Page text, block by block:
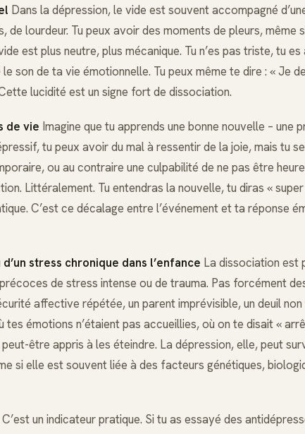
Dans la dépression, le vide est souvent accompagné
de lourdeur. Tu peux avoir des moments de pleurs, même
est plus neutre, plus mécanique. Tu n’es pas triste, tu es
son de ta vie émotionnelle. Tu peux même te dire : « Je
lucidité est un signe fort de dissociation.
de vie Imagine que tu apprends une bonne nouvelle – une
tu peux avoir du mal à ressentir de la joie, mais tu
ou au contraire une culpabilité de ne pas être
Littéralement. Tu entendras la nouvelle, tu diras «
C’est ce décalage entre l’événement et ta réponse
stress chronique dans l’enfance La dissociation est
de stress intense ou de trauma. Pas forcément
affective répétée, un parent imprévisible, un deuil
tes émotions n’étaient pas accueillies, où on te disait «
être appris à les éteindre. La dépression, elle, peut
si elle est souvent liée à des facteurs génétiques,
C’est un indicateur pratique. Si tu as essayé des